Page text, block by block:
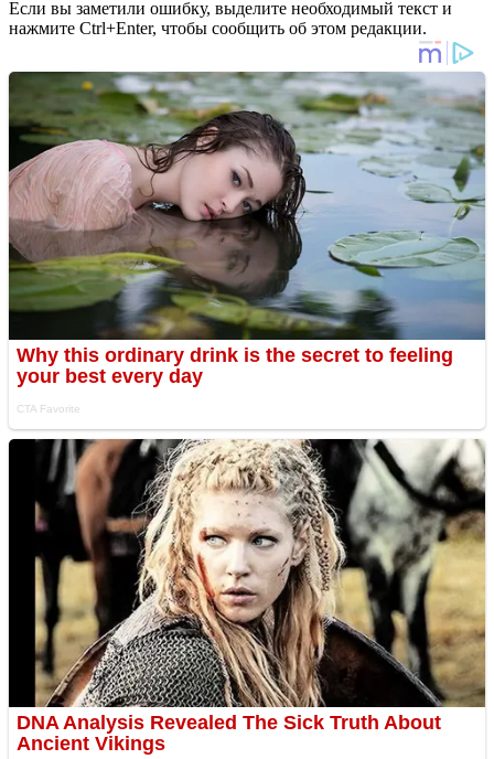
Если вы заметили ошибку, выделите необходимый текст и
нажмите Ctrl+Enter, чтобы сообщить об этом редакции.